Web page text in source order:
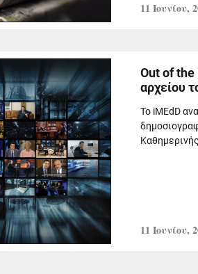
11 Ιουνίου,
Out of the
αρχείου
To iMEdD
11 Ιουνίου,